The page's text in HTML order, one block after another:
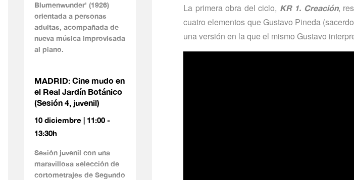
La primera obra del ciclo, KR 1. Creación,
cuatro elementos que Gustavo Pineda
una versión en la que el mismo Gustavo
Blumenwunder' (1926)
orientada a personas
adultas, acompañada de
nueva música improvisada
al piano.
MADRID: Cine mudo en
el Real Jardín Botánico
(Sesión 4, juvenil)
10 diciembre | 11:00 -
13:30h
Sesión juvenil con una
maravillosa selección de
cortometrajes de Segundo